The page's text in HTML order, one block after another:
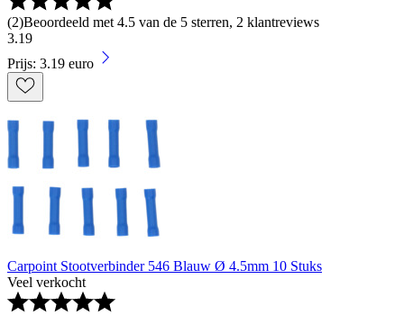
(2)Beoordeeld met 4.5 van de 5 sterren, 2 klantreviews
3.19
Prijs: 3.19 euro
Carpoint Stootverbinder 546 Blauw Ø 4.5mm 10 Stuks
Veel verkocht